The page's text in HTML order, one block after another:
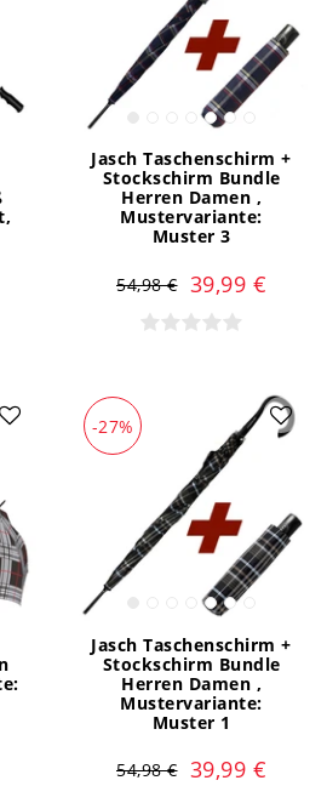
,
Jasch Taschenschirm +
Stockschirm Bundle
Herren Damen ,
Mustervariante:
Muster 3
54,98 € 39,99 €
-27%
Jasch Taschenschirm +
Stockschirm Bundle
Herren Damen ,
Mustervariante:
Muster 1
54,98 € 39,99 €